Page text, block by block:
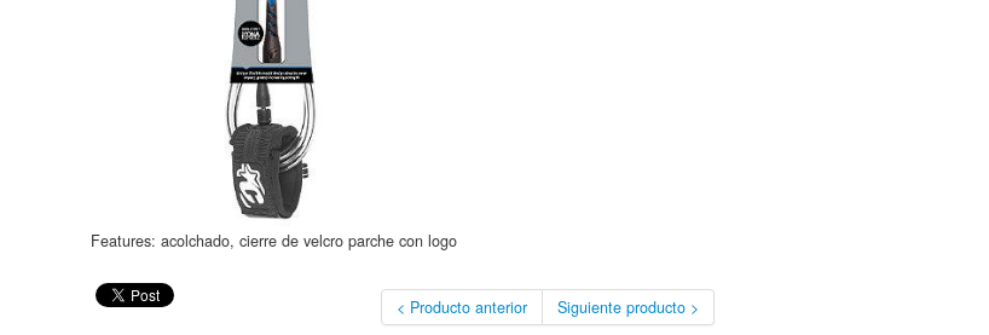
Features: acolchado, cierre de velcro parche con logo
< Producto anterior Siguiente producto >